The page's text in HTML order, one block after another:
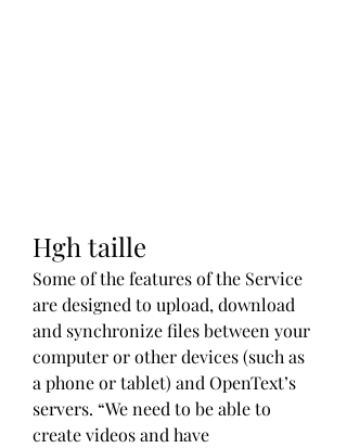
Hgh taille
Some of the features of the Service
are designed to upload, download
and synchronize files between your
computer or other devices (such as
a phone or tablet) and OpenText’s
servers. “We need to be able to
create videos and have